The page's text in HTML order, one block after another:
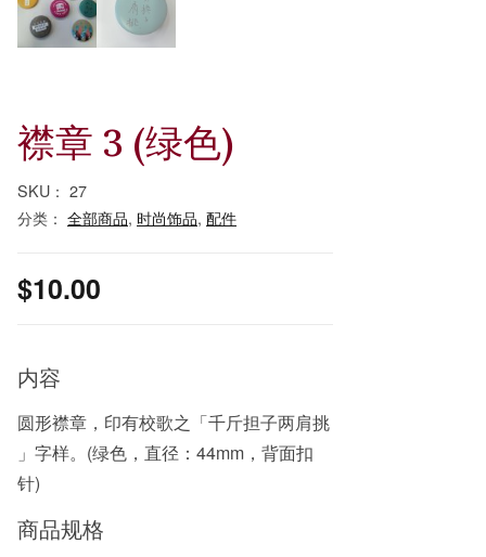
襟章 3 (绿色)
SKU： 27
分类： 全部商品, 时尚饰品, 配件
$10.00
内容
圆形襟章，印有校歌之「千斤担子两肩挑
」字样。(绿色，直径：44mm，背面扣
针)
商品规格